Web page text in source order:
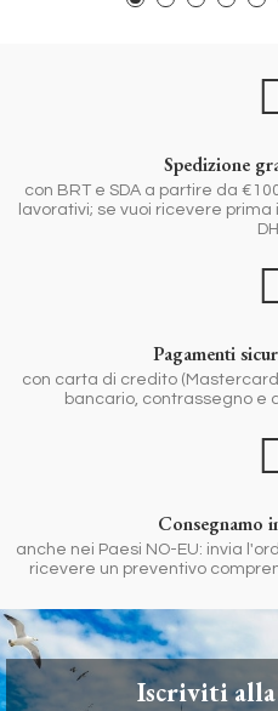
Spedizione
con BRT e SDA a partire da
lavorativi; se vuoi ricevere
Pagamenti
con carta di credito
bancario, contrassegno e
Consegnamo
anche nei Paesi NO-EU: invia
ricevere un preventivo
Iscriviti